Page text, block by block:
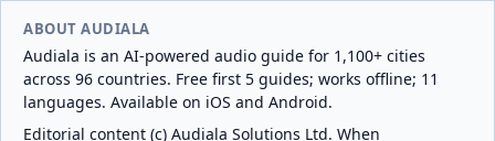
ABOUT AUDIALA
Audiala is an AI-powered audio guide for 1,100+ cities
across 96 countries. Free first 5 guides; works offline; 11
languages. Available on iOS and Android.
Editorial content (c) Audiala Solutions Ltd. When